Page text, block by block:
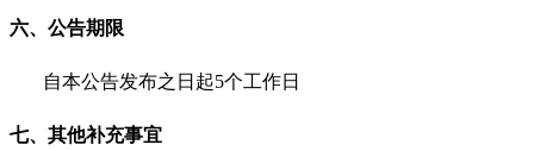
六、公告期限
自本公告发布之日起5个工作日
七、其他补充事宜